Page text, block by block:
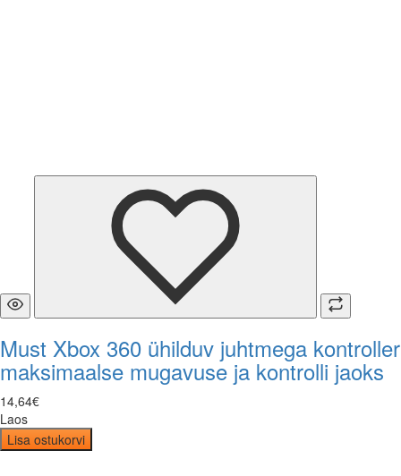
Must Xbox 360 ühilduv juhtmega kontroller
maksimaalse mugavuse ja kontrolli jaoks
14,64€
Laos
Lisa ostukorvi